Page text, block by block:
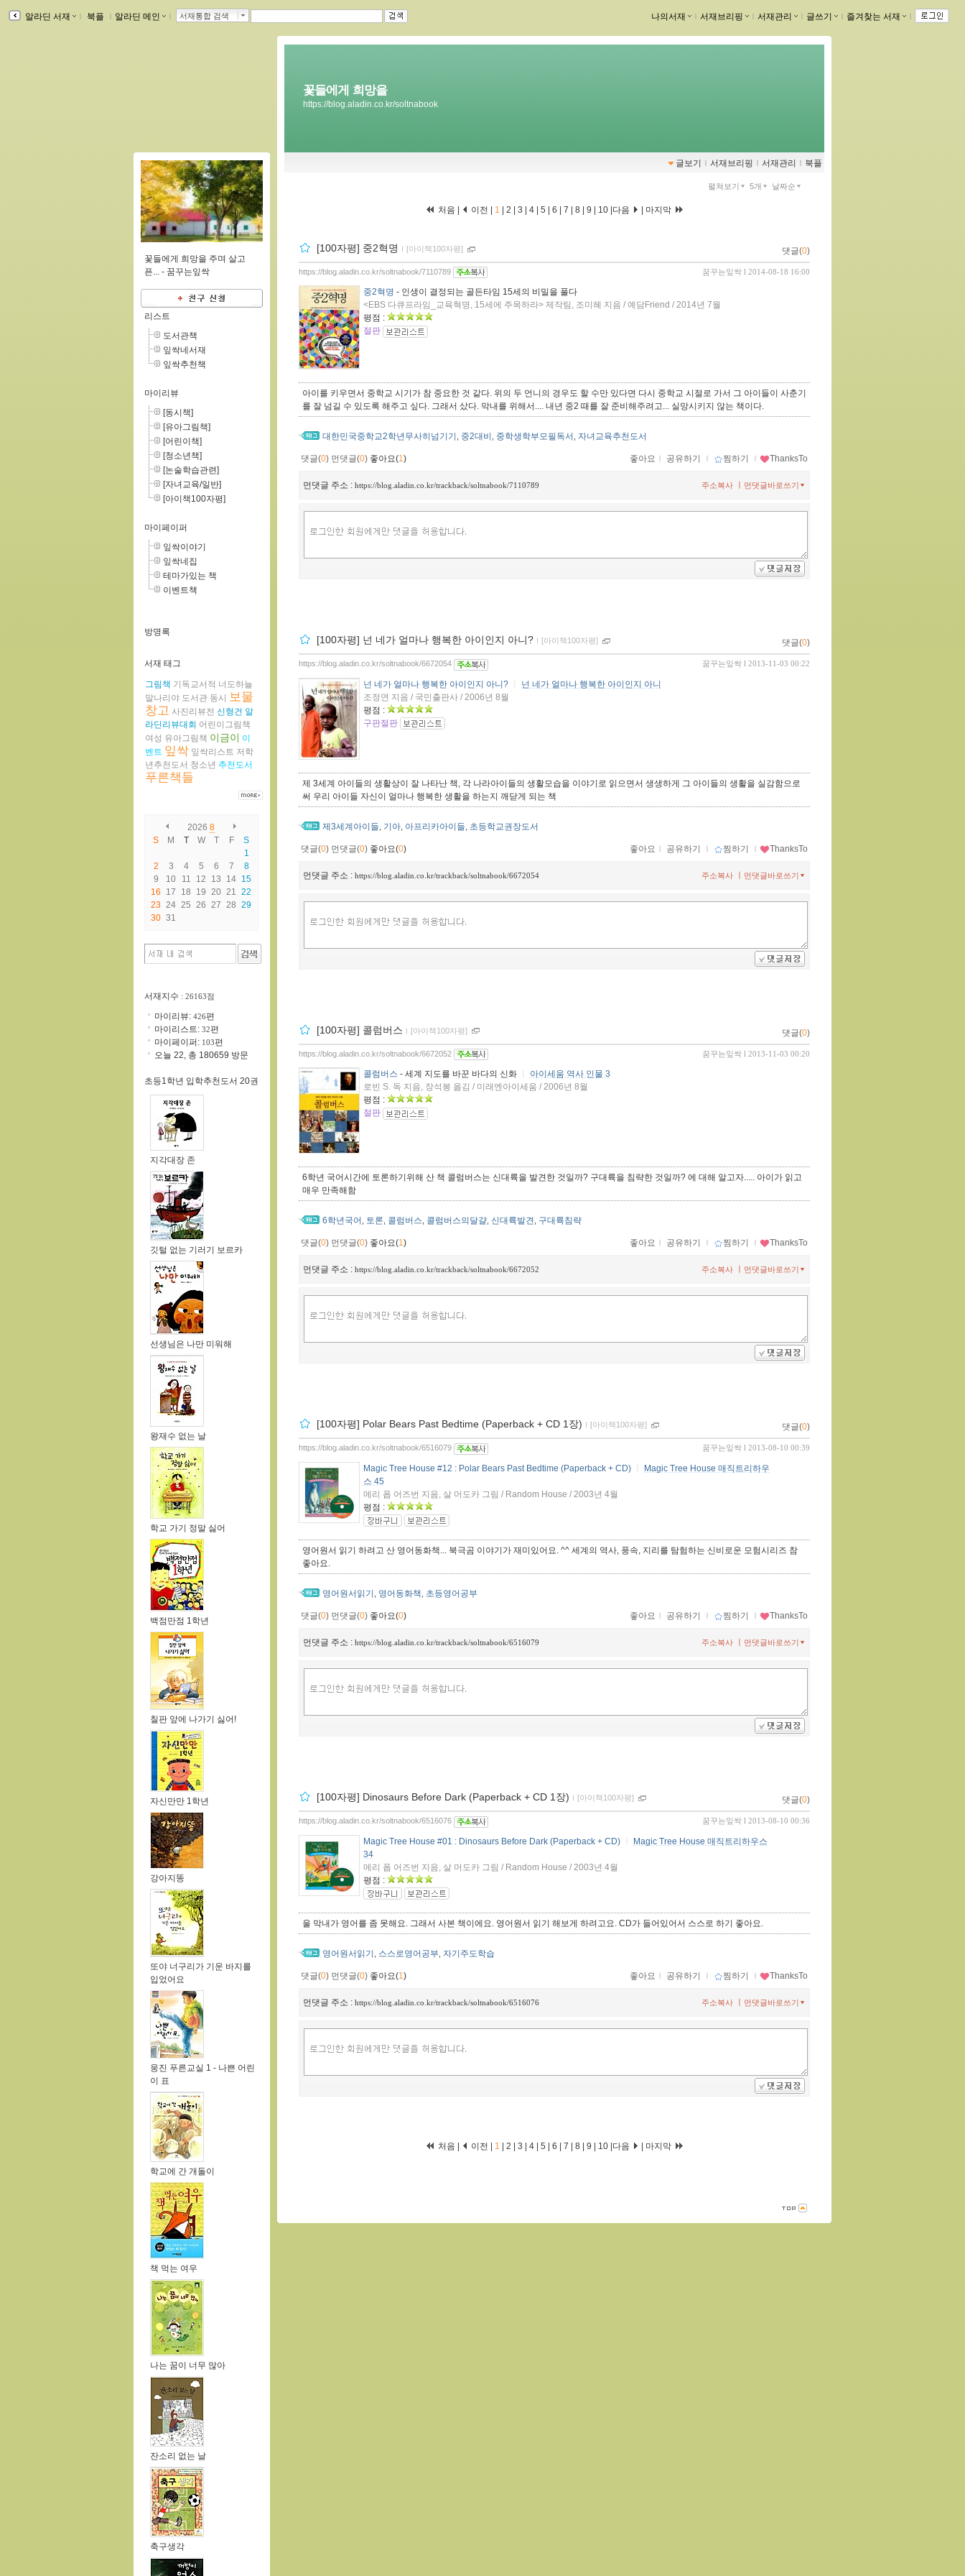
알라딘 서재 북플 알라딘 메인 서재통합 검색 나의서재 서재브리핑 서재관리 글쓰기 즐겨찾는 서재
꽃들에게 희망을
https://blog.aladin.co.kr/soltnabook
글보기 ｌ 서재브리핑 ｌ 서재관리 ｌ 북플
펼쳐보기 5개 날짜순
처음 | 이전 | 1 2 3 4 5 6 7 8 9 10 다음 마지막
[100자평] 중2혁명 ｌ [아이책100자평] 댓글(0)
꿈꾸는잎싹 l 2014-08-18 16:00
https://blog.aladin.co.kr/soltnabook/7110789
중2혁명 - 인생이 결정되는 골든타임 15세의 비밀을 풀다
<EBS 다큐프라임_교육혁명, 15세에 주목하라> 제작팀, 조미혜 지음 / 예담Friend / 2014년 7월
평점 :
절판
아이를 키우면서 중학교 시기가 참 중요한 것 같다. 위의 두 언니의 경우도 할 수만 있다면 다시 중학교 시절로 가서 그 아이들이 사춘기
를 잘 넘길 수 있도록 해주고 싶다. 그래서 샀다. 막내를 위해서.... 내년 중2 때를 잘 준비해주려고... 실망시키지 않는 책이다.
대한민국중학교2학년무사히넘기기 , 중2대비 , 중학생학부모필독서 , 자녀교육추천도서
댓글(0) 먼댓글(0) 좋아요(1) 좋아요 ｌ 공유하기 ｌ 찜하기 ｌ ThanksTo
먼댓글 주소 : https://blog.aladin.co.kr/trackback/soltnabook/7110789 먼댓글바로쓰기
주소복사
[100자평] 넌 네가 얼마나 행복한 아이인지 아니? ｌ [아이책100자평] 댓글(0)
꿈꾸는잎싹 l 2013-11-03 00:22
https://blog.aladin.co.kr/soltnabook/6672054
넌 네가 얼마나 행복한 아이인지 아니?
넌 네가 얼마나 행복한 아이인지 아니
조정연 지음 / 국민출판사 / 2006년 8월
평점 :
구판절판
제 3세계 아이들의 생활상이 잘 나타난 책, 각 나라아이들의 생활모습을 이야기로 읽으면서 생생하게 그 아이들의 생활을 실감함으로
써 우리 아이들 자신이 얼마나 행복한 생활을 하는지 깨닫게 되는 책
제3세계아이들 기아 아프리카아이들 초등학교권장도서
댓글(0) 먼댓글(0) 좋아요(0) 좋아요 ｌ 공유하기 ｌ 찜하기 ｌ ThanksTo
먼댓글 주소 : https://blog.aladin.co.kr/trackback/soltnabook/6672054 먼댓글바로쓰기
주소복사
[100자평] 콜럼버스 ｌ [아이책100자평] 댓글(0)
꿈꾸는잎싹 l 2013-11-03 00:20
https://blog.aladin.co.kr/soltnabook/6672052
콜럼버스 - 세계 지도를 바꾼 바다의 신화
아이세움 역사 인물 3
로빈 S. 독 지음, 장석봉 옮김 / 미래엔아이세움 / 2006년 8월
평점 :
절판
6학년 국어시간에 토론하기위해 산 책 콜럼버스는 신대륙을 발견한 것일까? 구대륙을 침략한 것일까? 에 대해 알고자..... 아이가 읽고
매우 만족해함
6학년국어 , 토론, 콜럼버스, 콜럼버스의달걀, 신대륙발견 , 구대륙침략
댓글(0) 먼댓글(0) 좋아요(1) 좋아요 ｌ 공유하기 ｌ 찜하기 ｌ ThanksTo
먼댓글 주소 : https://blog.aladin.co.kr/trackback/soltnabook/6672052 먼댓글바로쓰기
주소복사
[100자평] Polar Bears Past Bedtime (Paperback + CD 1장) ｌ [아이책100자평] 댓글(0)
꿈꾸는잎싹 l 2013-08-10 00:39
https://blog.aladin.co.kr/soltnabook/6516079
Magic Tree House #12 : Polar Bears Past Bedtime (Paperback + CD)
Magic Tree House 매직트리하우
스 45
메리 폽 어즈번 지음, 살 머도카 그림 / Random House / 2003년 4월
평점 :
영어원서 읽기 하려고 산 영어동화책... 북극곰 이야기가 재미있어요. ^^ 세계의 역사, 풍속, 지리를 탐험하는 신비로운 모험시리즈 참
좋아요.
영어원서읽기 영어동화책 초등영어공부
댓글(0) 먼댓글(0) 좋아요(0) 좋아요 ｌ 공유하기 ｌ 찜하기 ｌ ThanksTo
먼댓글 주소 : https://blog.aladin.co.kr/trackback/soltnabook/6516079 먼댓글바로쓰기
주소복사
[100자평] Dinosaurs Before Dark (Paperback + CD 1장) ｌ [아이책100자평] 댓글(0)
꿈꾸는잎싹 l 2013-08-10 00:36
https://blog.aladin.co.kr/soltnabook/6516076
Magic Tree House #01 : Dinosaurs Before Dark (Paperback + CD)
Magic Tree House 매직트리하우스
34
메리 폽 어즈번 지음, 살 머도카 그림 / Random House / 2003년 4월
평점 :
울 막내가 영어를 좀 못해요. 그래서 사본 책이에요. 영어원서 읽기 해보게 하려고요. CD가 들어있어서 스스로 하기 좋아요.
영어원서읽기 스스로영어공부 자기주도학습
댓글(0) 먼댓글(0) 좋아요(1) 좋아요 ｌ 공유하기 ｌ 찜하기 ｌ ThanksTo
먼댓글 주소 : https://blog.aladin.co.kr/trackback/soltnabook/6516076 먼댓글바로쓰기
주소복사
처음 | 이전 | 1 2 3 4 5 6 7 8 9 10 다음 마지막
꽃들에게 희망을 주며 살고
픈... - 꿈꾸는잎싹
리스트
도서관책
잎싹네서재
잎싹추천책
마이리뷰
[동시책]
[유아그림책]
[어린이책]
[청소년책]
[논술학습관련]
[자녀교육/일반]
[아이책100자평]
마이페이퍼
잎싹이야기
잎싹네집
테마가있는 책
이벤트책
방명록
서재 태그
그림책 기독교서적 너도하늘
말나리야 도서관 동시
보물
창고 사진리뷰전 신형건 알
라딘리뷰대회 어린이그림책
여성 유아그림책 이금이 이
벤트 잎싹 잎싹리스트 저학
년추천도서 청소년 추천도서
푸른책들
2026 8
S
M T W T F
S
1
2
3 4 5 6 7
8
9
10 11 12 13 14 15
16
17 18 19 20 21 22
23 24 25 26 27 28 29
30 31
서재지수 : 26163점
마이리뷰: 426편
마이리스트: 32편
마이페이퍼: 103편
오늘 22, 총 180659 방문
초등1학년 입학추천도서 20권
지각대장 존
깃털 없는 기러기 보르카
선생님은 나만 미워해
왕재수 없는 날
학교 가기 정말 싫어
백점만점 1학년
칠판 앞에 나가기 싫어!
자신만만 1학년
강아지똥
또야 너구리가 기운 바지를
입었어요
웅진 푸른교실 1 - 나쁜 어린
이 표
학교에 간 개돌이
책 먹는 여우
나는 꿈이 너무 많아
잔소리 없는 날
축구생각